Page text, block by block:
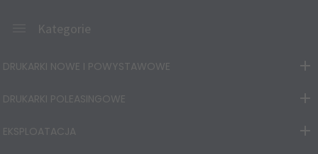
Kategorie
DRUKARKI NOWE I POWYSTAWOWE
DRUKARKI POLEASINGOWE
EKSPLOATACJA